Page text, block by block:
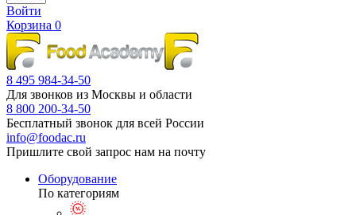
Войти
Корзина 0
8 495 984-34-50
Для звонков из Москвы и области
8 800 200-34-50
Бесплатный звонок для всей России
info@foodac.ru
Пришлите свой запрос нам на почту
Оборудование
По категориям